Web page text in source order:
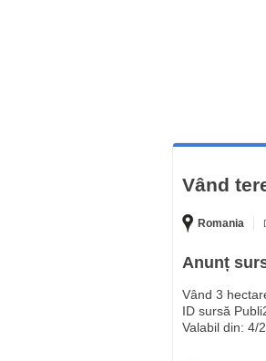
Vând
Romania
Anunț
Vând 3
ID sursă
Valabil din: 4/